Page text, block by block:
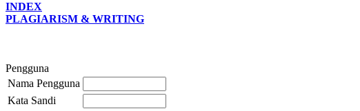
INDEX
PLAGIARISM & WRITING
Pengguna
Nama Pengguna
Kata Sandi